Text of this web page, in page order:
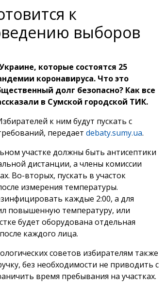
к
выборов
которые состоятся 25
коронавируса. Что это
долг безопасно? Как все
в Сумской городской ТИК.
к ним будут пускать с
передает debaty.sumy.ua.
участке должны быть антисептики
дистанции, а члены комиссии
Во-вторых, пускать в участок
измерения температуры.
каждые 2:00, а для
повышенную температуру, или
будет оборудована отдельная
каждого лица.
советов избирателям также
без необходимости не приводить с
время пребывания на участках.